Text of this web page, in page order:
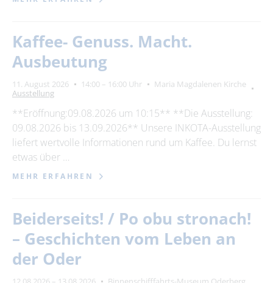
Kaffee- Genuss. Macht.
Ausbeutung
11. August 2026 14:00 – 16:00 Uhr
Maria Magdalenen Kirche
Ausstellung
**Eröffnung:09.08.2026 um 10:15** **Die Ausstellung:
09.08.2026 bis 13.09.2026** Unsere INKOTA-Ausstellung
liefert wertvolle Informationen rund um Kaffee. Du lernst
etwas über …
MEHR ERFAHREN
Beiderseits! / Po obu stronach!
– Geschichten vom Leben an
der Oder